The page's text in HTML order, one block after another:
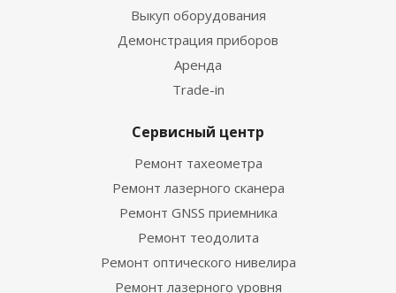
Выкуп оборудования
Демонстрация приборов
Аренда
Trade-in
Сервисный центр
Ремонт тахеометра
Ремонт лазерного сканера
Ремонт GNSS приемника
Ремонт теодолита
Ремонт оптического нивелира
Ремонт лазерного уровня